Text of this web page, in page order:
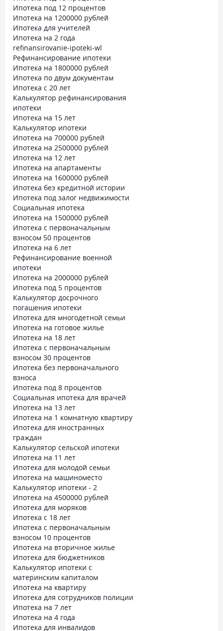
Ипотека под 12 процентов
Ипотека на 1200000 рублей
Ипотека для учителей
Ипотека на 2 года
refinansirovanie-ipoteki-wl
Рефинансирование ипотеки
Ипотека на 1800000 рублей
Ипотека по двум документам
Ипотека с 20 лет
Калькулятор рефинансирования
ипотеки
Ипотека на 15 лет
Калькулятор ипотеки
Ипотека на 700000 рублей
Ипотека на 2500000 рублей
Ипотека на 12 лет
Ипотека на апартаменты
Ипотека на 1600000 рублей
Ипотека без кредитной истории
Ипотека под залог недвижимости
Социальная ипотека
Ипотека на 1500000 рублей
Ипотека с первоначальным
взносом 50 процентов
Ипотека на 6 лет
Рефинансирование военной
ипотеки
Ипотека на 2000000 рублей
Ипотека под 5 процентов
Калькулятор досрочного
погашения ипотеки
Ипотека для многодетной семьи
Ипотека на готовое жилье
Ипотека на 18 лет
Ипотека с первоначальным
взносом 30 процентов
Ипотека без первоначального
взноса
Ипотека под 8 процентов
Социальная ипотека для врачей
Ипотека на 13 лет
Ипотека на 1 комнатную квартиру
Ипотека для иностранных
граждан
Калькулятор сельской ипотеки
Ипотека на 11 лет
Ипотека для молодой семьи
Ипотека на машиноместо
Калькулятор ипотеки - 2
Ипотека на 4500000 рублей
Ипотека для моряков
Ипотека с 18 лет
Ипотека с первоначальным
взносом 10 процентов
Ипотека на вторичное жилье
Ипотека для бюджетников
Калькулятор ипотеки с
материнским капиталом
Ипотека на квартиру
Ипотека для сотрудников полиции
Ипотека на 7 лет
Ипотека на 4 года
Ипотека для инвалидов